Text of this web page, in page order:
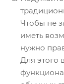
Чтобы не
иметь
нужно
Для этого